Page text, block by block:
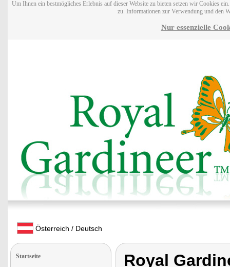
Um Ihnen ein bestmögliches Erlebnis auf dieser Website zu bieten setzen wir Cookies
zu. Informationen zur Verwendung und den
Nur essenzielle
Österreich / Deutsch
Startseite
Royal